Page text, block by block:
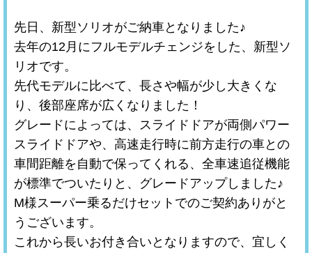
先日、新型ソリオがご納車となりました♪
去年の12月にフルモデルチェンジをした、新型ソ
リオです。
先代モデルに比べて、長さや幅が少し大きくな
り、後部座席が広くなりました！
グレードによっては、スライドドアが両側パワー
スライドドアや、高速走行時に前方走行の車との
車間距離を自動で保ってくれる、全車速追従機能
が標準でついたりと、グレードアップしました♪
M様スーパー乗るだけセットでのご契約ありがと
うございます。
これから長いお付き合いとなりますので、宜しく